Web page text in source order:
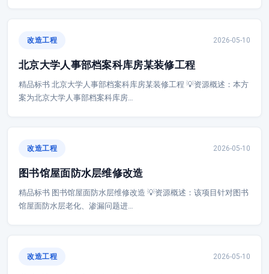
改造工程 2026-05-10
北京大学人事部档案科库房某装修工程
精品标书 北京大学人事部档案科库房某装修工程 💡资源概述：本方
案为北京大学人事部档案科库房…
改造工程 2026-05-10
图书馆屋面防水层维修改造
精品标书 图书馆屋面防水层维修改造 💡资源概述：该项目针对图书
馆屋面防水层老化、渗漏问题进…
改造工程 2026-05-10